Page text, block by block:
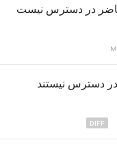
در دسترس نیست
در دسترس نیستند